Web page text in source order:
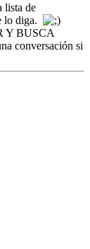
lista de
lo diga.
Y BUSCA
conversación si